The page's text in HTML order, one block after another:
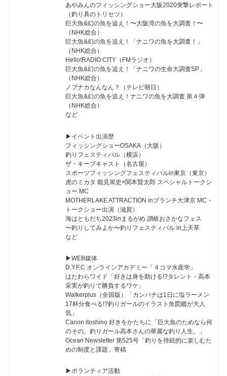
あやみんのフィッシングショー大阪2020突撃レポート
（釣り具のトリセツ）
巨大魚&幻の魚を追え！〜大阪湾の魚を大調査！〜
（NHK総合）
巨大魚&幻の魚を追え！「ナニワの魚を大調査！」
（NHK総合）
Hello!RADIO CITY（FMラジオ）
巨大魚&幻の魚を追え！「ナニワの生命大調査SP」
（NHK総合）
ノブナカなんなん？（テレビ朝日）
巨大魚&幻の魚を追え！ナニワの魚を大調査 第４弾
（NHK総合）
など
▶︎イベント出演歴
フィッシングショーOSAKA（大阪）
釣りフェスティバル（横浜）
ザ・キープキャスト（名古屋）
スポーツフィッシングフェスティバルin東京（東京）
虎のミカタ 能見篤史×関本賢太郎 スペシャルトークシ
ョー MC
MOTHERLAKE ATTRACTION inブランチ大津京 MC・
トークショー出演（滋賀）
海はともだち2023inまるがめ 讃岐おさかなフェス
〜釣りしてみよか〜釣りフェスティバル in上天草
など
▶︎WEB媒体
D.Y.F.C オンラインアカデミー「４コマ水産学」
はたわらワイド「好きは身を助ける!?タレント・高本
采実が釣りで勝負するワケ」
Walkerplus（全国版）「カンパチは1日に塩ラーメン
17杯分食べる!?釣りガールのイラスト魚図鑑が大人
気」
Canon itoshino 好きをかたちに「巨大魚のためなら何
のその。釣りガール高本さんの華麗な釣り人生。」
Ocean Newsletter 第525号「釣りを持続的に楽しむた
めの制度と課題」寄稿
▶︎ボランティア活動